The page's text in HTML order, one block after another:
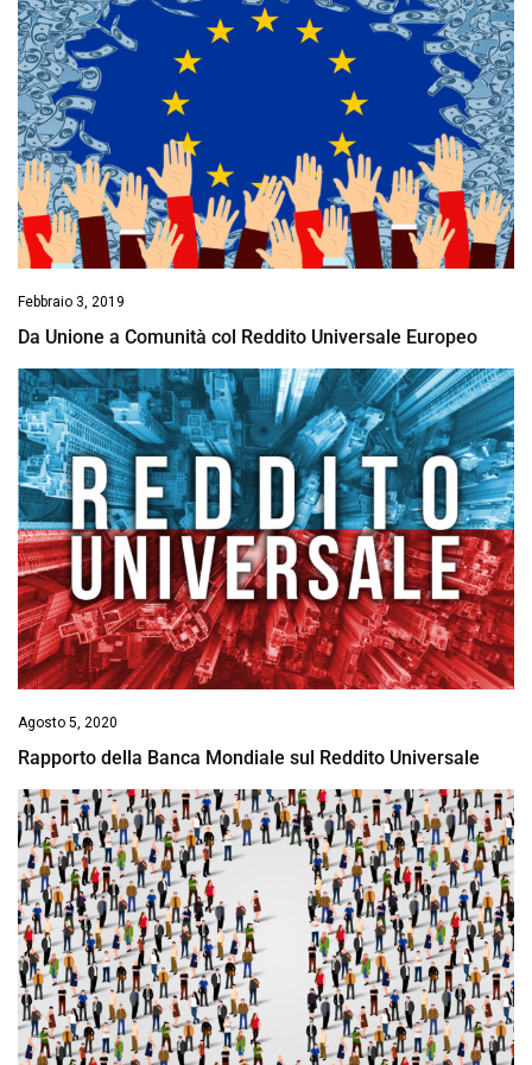
Febbraio 3, 2019
Da Unione a Comunità col Reddito Universale Europeo
Agosto 5, 2020
Rapporto della Banca Mondiale sul Reddito Universale